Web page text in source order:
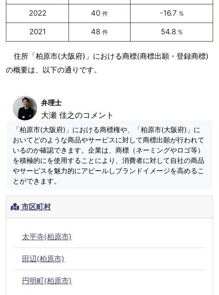
2022 40 件 -16.7 %
2021 48 件 54.8 %
住所「柏原市(大阪府)」における商標(商標出願・登録商標)
の概要は、以下の通りです。
弁理士
大瀬 佳之のコメント
「柏原市(大阪府)」における商標権や、「柏原市(大阪府)」に
おいてどのような商品やサービスに対して商標出願が行われて
いるのか確認できます。企業は、商標（ネーミングやロゴ等）
を積極的にを使用することにより、消費者に対して自社の商品
やサービスを魅力的にアピールしブランドイメージを高めるこ
とができます。
市区町村
太平寺(柏原市)
田辺(柏原市)
円明町(柏原市)